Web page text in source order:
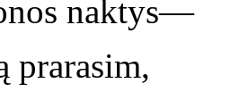
naktys—
prarasim,